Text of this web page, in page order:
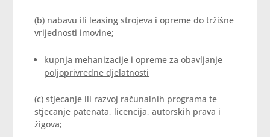
(b) nabavu ili leasing strojeva i opreme do tržišne
vrijednosti imovine;
kupnja mehanizacije i opreme za obavljanje
poljoprivredne djelatnosti
(c) stjecanje ili razvoj računalnih programa te
stjecanje patenata, licencija, autorskih prava i
žigova;